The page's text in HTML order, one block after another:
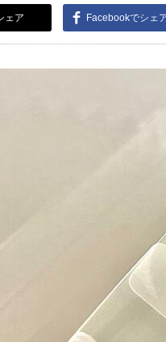
ェア Facebookでシェ